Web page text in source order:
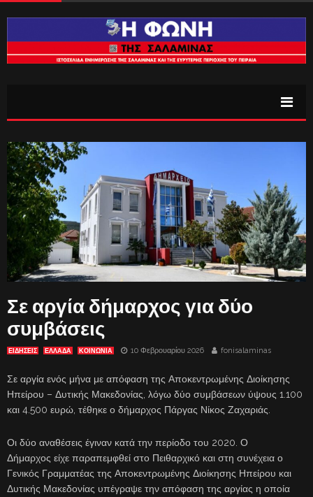
Σε αργία δήμαρχος για δύο
συμβάσεις
ΕΙΔΗΣΕΙΣ ΕΛΛΑΔΑ ΚΟΙΝΩΝΙΑ 10 Φεβρουαρίου 2026 fonisalaminas
Σε αργία ενός μήνα με απόφαση της Αποκεντρωμένης Διοίκησης
Ηπείρου – Δυτικής Μακεδονίας, λόγω δύο συμβάσεων ύψους 1.100
και 4.500 ευρώ, τέθηκε ο δήμαρχος Πάργας Νίκος Ζαχαριάς.
Οι δύο αναθέσεις έγιναν κατά την περίοδο του 2020. Ο
Δήμαρχος είχε παραπεμφθεί στο Πειθαρχικό και στη συνέχεια ο
Γενικός Γραμματέας της Αποκεντρωμένης Διοίκησης Ηπείρου και
Δυτικής Μακεδονίας υπέγραψε την απόφαση της αργίας η οποία